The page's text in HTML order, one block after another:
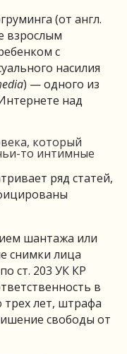
(от англ.
взрослым
с
насилия
) — одного из
над
который
то интимные
ряд статей,
шантажа или
снимки лица
ст. 203 УК КР
в
лет, штрафа
свободы от